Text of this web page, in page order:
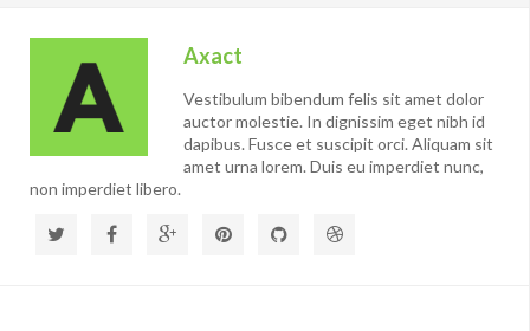
Axact
Vestibulum bibendum felis sit amet dolor
auctor molestie. In dignissim eget nibh id
dapibus. Fusce et suscipit orci. Aliquam sit
amet urna lorem. Duis eu imperdiet nunc,
non imperdiet libero.